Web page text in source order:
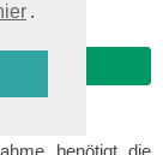
benötigt die
.